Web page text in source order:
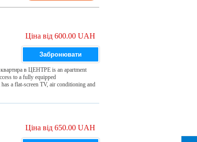
Ціна від 600.00 UAH
Забронювати
в ЦЕНТРЕ is an apartment
to a fully equipped
a flat-screen TV, air conditioning and
Ціна від 650.00 UAH